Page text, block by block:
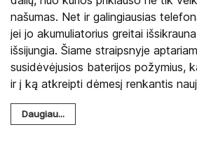
našumas. Net ir galingiausias
jei jo akumuliatorius greitai
išsijungia. Šiame straipsnyje
susidėvėjusios baterijos požymius,
ir į ką atkreipti dėmesį renkantis
Daugiau...